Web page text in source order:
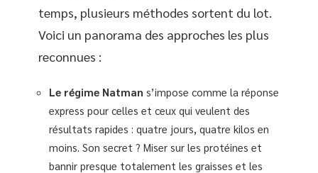
temps, plusieurs méthodes sortent du lot.
Voici un panorama des approches les plus
reconnues :
Le régime Natman s’impose comme la réponse
express pour celles et ceux qui veulent des
résultats rapides : quatre jours, quatre kilos en
moins. Son secret ? Miser sur les protéines et
bannir presque totalement les graisses et les